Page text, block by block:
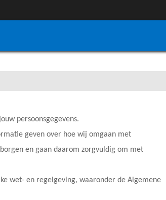
persoonsgegevens.
geven over hoe wij omgaan met
en gaan daarom zorgvuldig om met
wet- en regelgeving, waaronder de Algemene